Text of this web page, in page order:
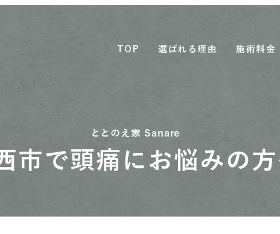
TOP 選ばれる理由 施術料金
ととのえ家 Sanare
市で頭痛にお悩みの